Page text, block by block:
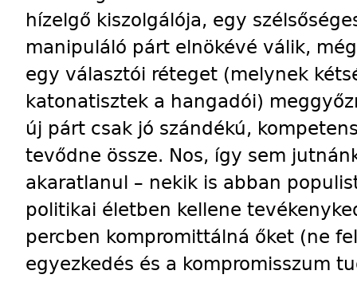
hízelgő kiszolgálója, egy
manipuláló párt elnökévé válik,
egy választói réteget (melynek
katonatisztek a hangadói)
új párt csak jó szándékú,
tevődne össze. Nos, így sem
akaratlanul – nekik is abban
politikai életben kellene
percben kompromittálná őket (ne
egyezkedés és a kompromisszum